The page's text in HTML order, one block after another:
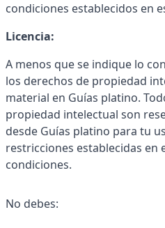
condiciones establecidos en
Licencia:
A menos que se indique lo
los derechos de propiedad
material en Guías platino.
propiedad intelectual son
desde Guías platino para tu
restricciones establecidas en
condiciones.
No debes: